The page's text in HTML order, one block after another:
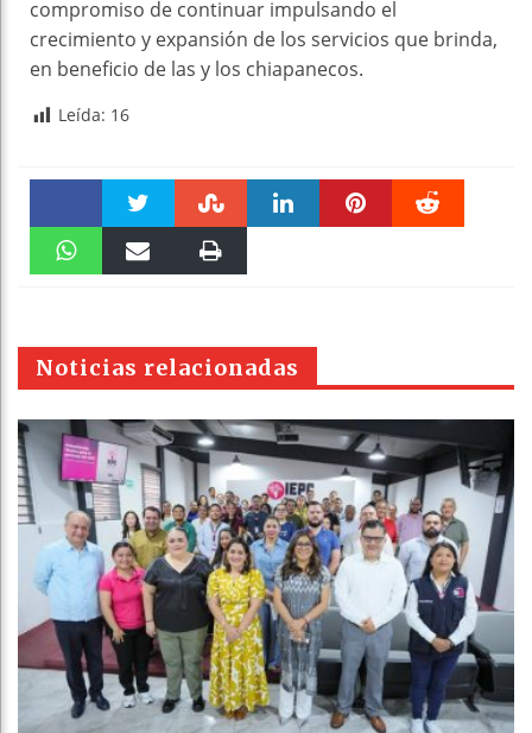
compromiso de continuar impulsando el
crecimiento y expansión de los servicios que brinda,
en beneficio de las y los chiapanecos.
Leída: 16
Faceboo Twitter Stumble
pt
Noticias relacionadas